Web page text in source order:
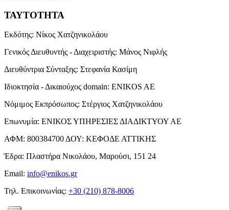
ΤΑΥΤΟΤΗΤΑ
Εκδότης: Νίκος Χατζηνικολάου
Γενικός Διευθυντής - Διαχειριστής: Μάνος Νιφλής
Διευθύντρια Σύνταξης: Στεφανία Κασίμη
Ιδιοκτησία - Δικαιούχος domain: ENIKOS AE
Νόμιμος Εκπρόσωπος: Στέργιος Χατζηνικολάου
Επωνυμία: ΕΝΙΚΟΣ ΥΠΗΡΕΣΙΕΣ ΔΙΑΔΙΚΤΥΟΥ ΑΕ
ΑΦΜ: 800384700 ΔΟΥ: ΚΕΦΟΔΕ ΑΤΤΙΚΗΣ
Έδρα: Πλαστήρα Νικολάου, Μαρούσι, 151 24
Email: info@enikos.gr
Τηλ. Επικοινωνίας: +30 (210) 878-8006